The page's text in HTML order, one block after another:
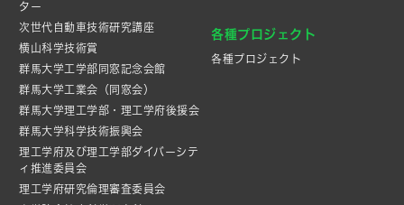
ター
次世代自動車技術研究講座
横山科学技術賞
群馬大学工学部同窓記念会館
群馬大学工業会（同窓会）
群馬大学理工学部・理工学府後援会
群馬大学科学技術振興会
理工学府及び理工学部ダイバーシテ
ィ推進委員会
理工学府研究倫理審査委員会
各種プロジェクト
各種プロジェクト